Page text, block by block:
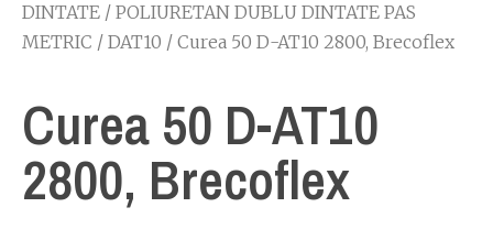
DINTATE / POLIURETAN DUBLU DINTATE PAS
METRIC / DAT10 / Curea 50 D-AT10 2800, Brecoflex
Curea 50 D-AT10
2800, Brecoflex